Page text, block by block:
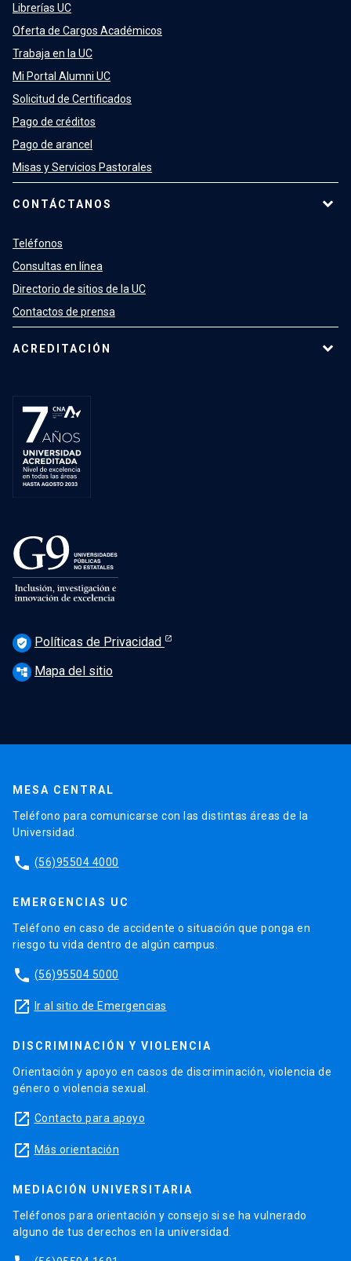
Librerías UC
Oferta de Cargos Académicos
Trabaja en la UC
Mi Portal Alumni UC
Solicitud de Certificados
Pago de créditos
Pago de arancel
Misas y Servicios Pastorales
CONTÁCTANOS
Teléfonos
Consultas en línea
Directorio de sitios de la UC
Contactos de prensa
ACREDITACIÓN
verified_user Políticas de Privacidad
account_tree Mapa del sitio
MESA CENTRAL
Teléfono para comunicarse con las distintas áreas de la
Universidad.
phone (56)95504 4000
EMERGENCIAS UC
Teléfono en caso de accidente o situación que ponga en
riesgo tu vida dentro de algún campus.
phone (56)95504 5000
launch Ir al sitio de Emergencias
DISCRIMINACIÓN Y VIOLENCIA
Orientación y apoyo en casos de discriminación, violencia de
género o violencia sexual.
launch Contacto para apoyo
launch Más orientación
MEDIACIÓN UNIVERSITARIA
Teléfonos para orientación y consejo si se ha vulnerado
alguno de tus derechos en la universidad.